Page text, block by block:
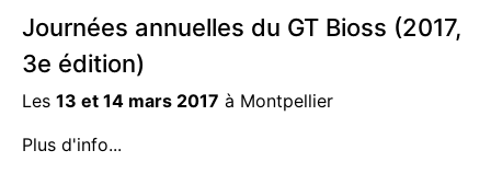
Journées annuelles du GT Bioss (2017,
3e édition)
Les 13 et 14 mars 2017 à Montpellier
Plus d'info...